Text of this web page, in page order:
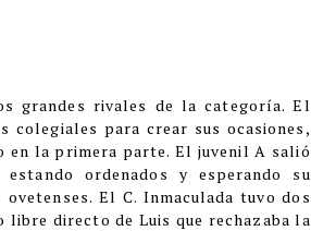
grandes rivales de la categoría. El
para crear sus ocasiones,
en la primera parte. El juvenil A salió
ordenados y esperando su
El C. Inmaculada tuvo dos
directo de Luis que rechazaba la